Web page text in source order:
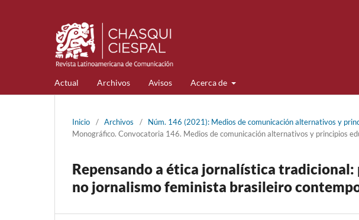
Actual Archivos Avisos Acerca de
Inicio / Archivos / Núm. 146 (2021): Medios de comunicación alternativos y
Monográfico. Convocatoria 146. Medios de comunicación alternativos y principios
Repensando a ética jornalística
no jornalismo feminista brasileiro